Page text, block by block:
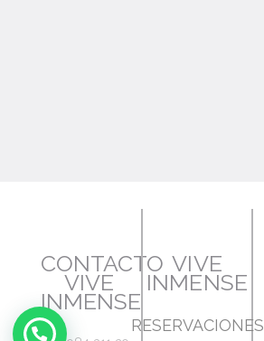
CONTACTO
VIVE
INMENSE
VIVE
INMENSE
RESERVACIONES